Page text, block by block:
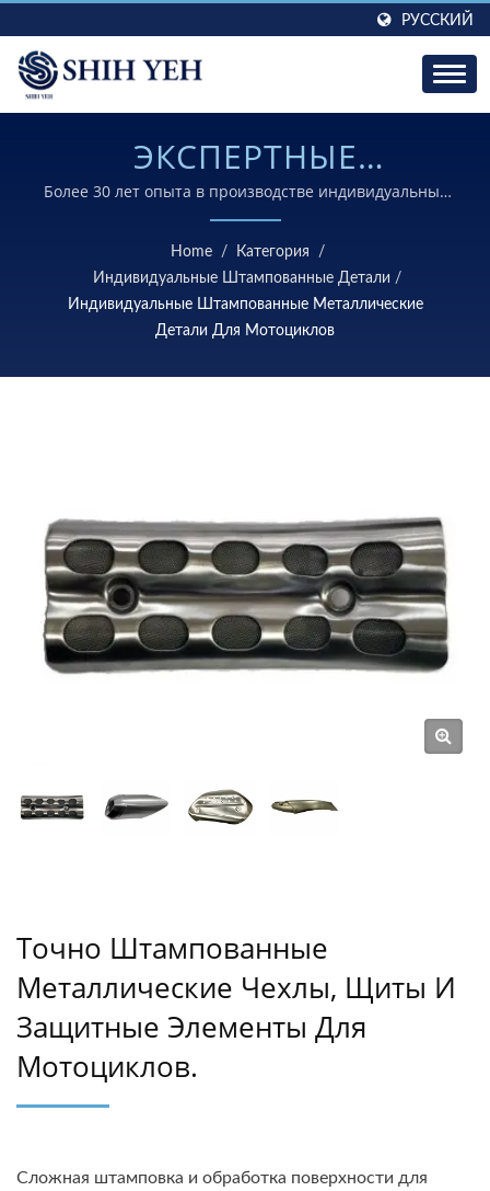
РУССКИЙ
ЭКСПЕРТНЫЕ
ПРЕЦИЗИОННЫЕ
МЕТАЛЛИЧЕСКИЕ
КРЫШКИ, ЩИТЫ И
ЗАЩИТНЫЕ ЭЛЕМЕНТЫ
ДЛЯ МОТОЦИКЛОВ.
Более 30 лет опыта в производстве индивидуальных
металлических штамповок, сложных геометрий и
современных поверхностных обработок для
косметических компонентов мотоциклов.
Home / Категория
/
Индивидуальные Штампованные Детали /
Индивидуальные Штампованные Металлические
Детали Для Мотоциклов
Точно Штампованные
Металлические Чехлы, Щиты И
Защитные Элементы Для
Мотоциклов.
Сложная штамповка и обработка поверхности для